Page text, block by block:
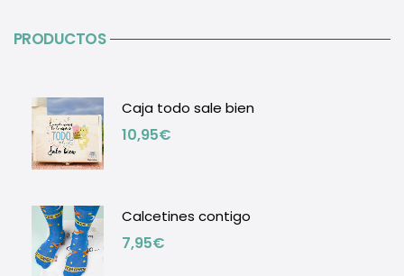
PRODUCTOS
Caja todo sale bien
10,95€
Calcetines contigo
7,95€